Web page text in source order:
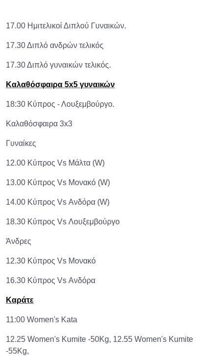
17.00 Ημιτελικοί Διπλού Γυναικών.
17.30 Διπλό ανδρών τελικός
17.30 Διπλό γυναικών τελικός.
Καλαθόσφαιρα 5x5 γυναικών
18:30 Κύπρος - Λουξεμβούργο.
Καλαθόσφαιρα 3x3
Γυναίκες
12.00 Κύπρος Vs Μάλτα (W)
13.00 Κύπρος Vs Μονακό (W)
14.00 Κύπρος Vs Ανδόρα (W)
18.30 Κύπρος Vs Λουξεμβούργο
Άνδρες
12.30 Κύπρος Vs Μονακό
16.30 Κύπρος Vs Ανδόρα
Καράτε
11:00 Women's Kata
12.25 Women's Kumite -50Kg, 12.55 Women's Kumite
-55Kg,